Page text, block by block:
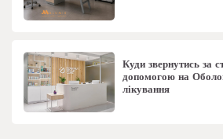
Куди звернутись за
допомогою на
лікування